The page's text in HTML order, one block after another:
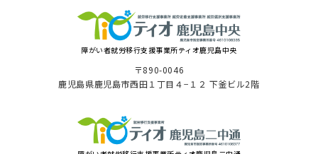
障がい者就労移⾏⽀援事業所ティオ⿅児島中央
〒890-0046
⿅児島県⿅児島市⻄⽥１丁⽬４−１２ 下釜ビル2階